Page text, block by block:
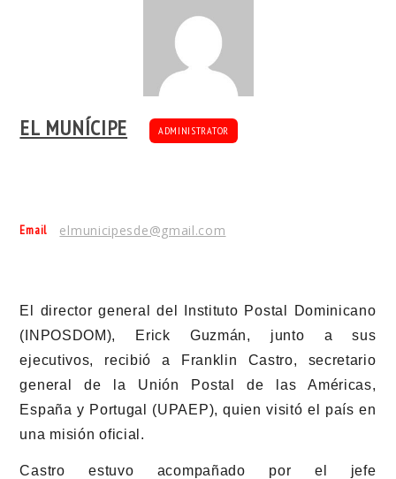
EL MUNÍCIPE ADMINISTRATOR
Email elmunicipesde@gmail.com
El director general del Instituto Postal Dominicano
(INPOSDOM), Erick Guzmán, junto a sus
ejecutivos, recibió a Franklin Castro, secretario
general de la Unión Postal de las Américas,
España y Portugal (UPAEP), quien visitó el país en
una misión oficial.
Castro estuvo acompañado por el jefe